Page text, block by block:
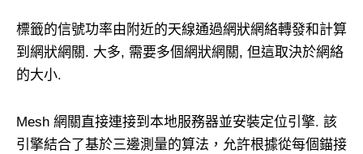
標籤的信號功率由附近的天線通過網狀網絡轉發和計算
到網狀網關. 大多, 需要多個網狀網關, 但這取決於網絡
的大小.
Mesh 網關直接連接到本地服務器並安裝定位引擎. 該
引擎結合了基於三邊測量的算法，允許根據從每個錨接